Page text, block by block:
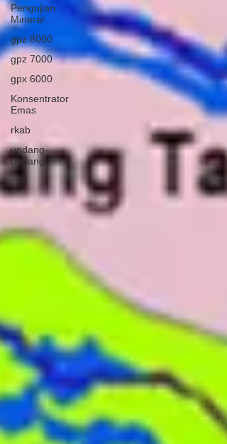
Pengujian
Mineral
gpz 8000
gpz 7000
gpx 6000
Konsentrator
Emas
rkab
undang-
undang